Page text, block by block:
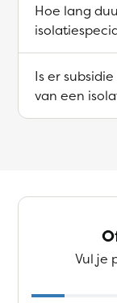
Hoe lang
Is er
van een
Vul je